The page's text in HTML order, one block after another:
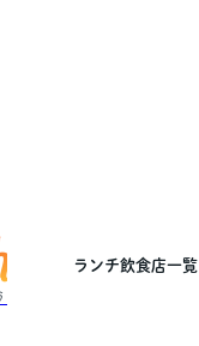
ランチ飲食店一覧